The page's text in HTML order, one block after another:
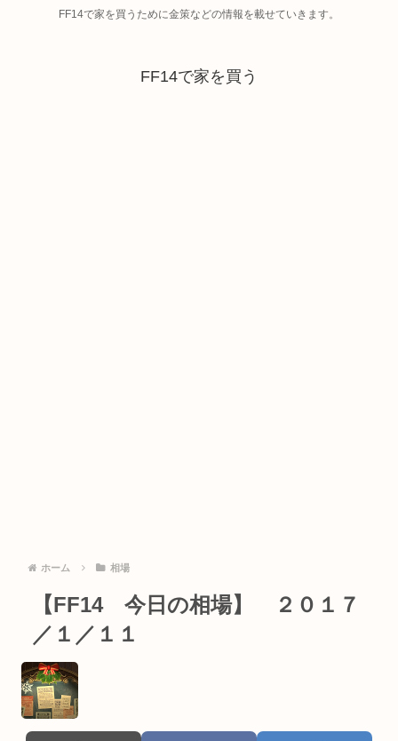
FF14で家を買うために金策などの情報を載せていきます。
FF14で家を買う
ホーム 相場
【FF14 今日の相場】 ２０１７
／１／１１